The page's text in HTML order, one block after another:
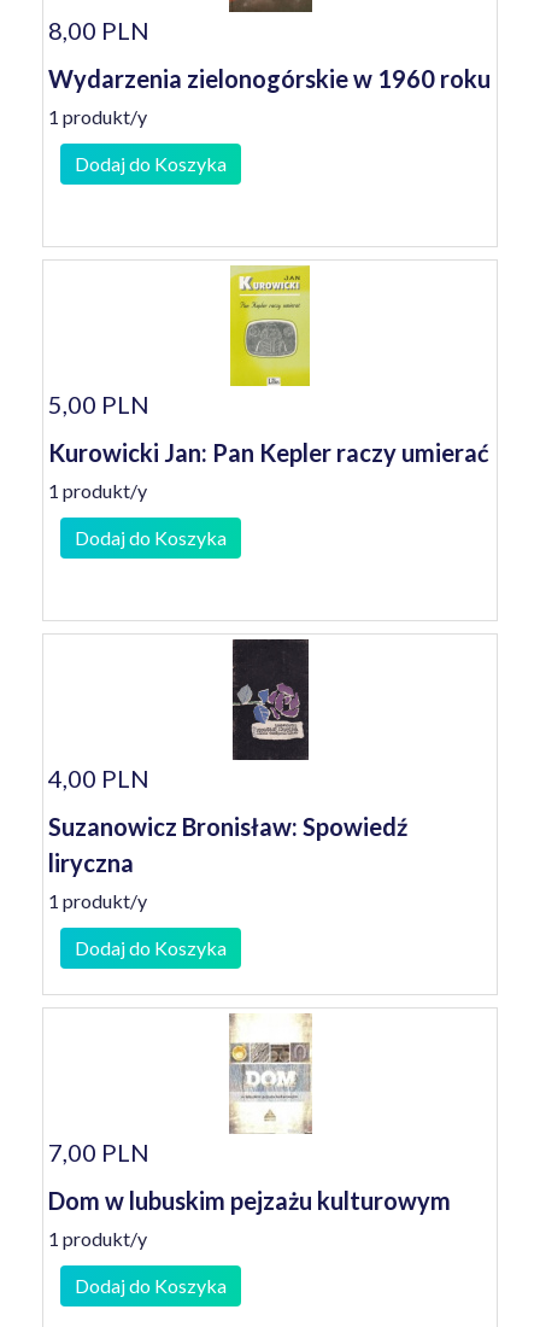
8,00 PLN
Wydarzenia zielonogórskie w 1960 roku
1 produkt/y
Dodaj do Koszyka
5,00 PLN
Kurowicki Jan: Pan Kepler raczy umierać
1 produkt/y
Dodaj do Koszyka
4,00 PLN
Suzanowicz Bronisław: Spowiedź
liryczna
1 produkt/y
Dodaj do Koszyka
7,00 PLN
Dom w lubuskim pejzażu kulturowym
1 produkt/y
Dodaj do Koszyka